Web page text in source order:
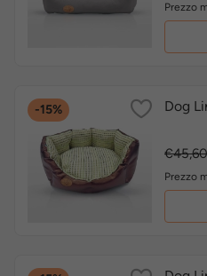
Prezzo
-15% Dog
Prezzo
€45,60
Prezzo